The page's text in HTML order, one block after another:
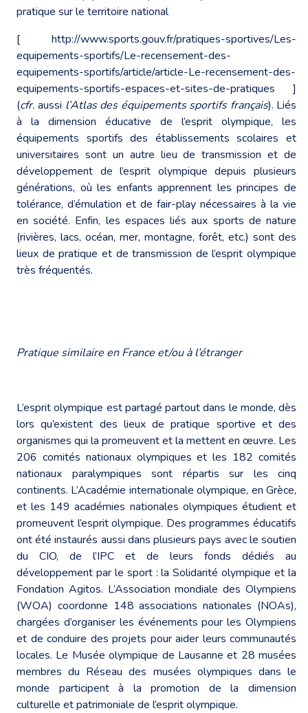
pratique sur le territoire national
[ http://www.sports.gouv.fr/pratiques-sportives/Les-
equipements-sportifs/Le-recensement-des-
equipements-sportifs/article/article-Le-recensement-des-
equipements-sportifs-espaces-et-sites-de-pratiques ]
(cfr. aussi l’Atlas des équipements sportifs français). Liés
à la dimension éducative de l’esprit olympique, les
équipements sportifs des établissements scolaires et
universitaires sont un autre lieu de transmission et de
développement de l’esprit olympique depuis plusieurs
générations, où les enfants apprennent les principes de
tolérance, d’émulation et de fair-play nécessaires à la vie
en société. Enfin, les espaces liés aux sports de nature
(rivières, lacs, océan, mer, montagne, forêt, etc.) sont des
lieux de pratique et de transmission de l’esprit olympique
très fréquentés.
Pratique similaire en France et/ou à l’étranger
L’esprit olympique est partagé partout dans le monde, dès
lors qu’existent des lieux de pratique sportive et des
organismes qui la promeuvent et la mettent en œuvre. Les
206 comités nationaux olympiques et les 182 comités
nationaux paralympiques sont répartis sur les cinq
continents. L’Académie internationale olympique, en Grèce,
et les 149 académies nationales olympiques étudient et
promeuvent l’esprit olympique. Des programmes éducatifs
ont été instaurés aussi dans plusieurs pays avec le soutien
du CIO, de l’IPC et de leurs fonds dédiés au
développement par le sport : la Solidarité olympique et la
Fondation Agitos. L’Association mondiale des Olympiens
(WOA) coordonne 148 associations nationales (NOAs),
chargées d’organiser les événements pour les Olympiens
et de conduire des projets pour aider leurs communautés
locales. Le Musée olympique de Lausanne et 28 musées
membres du Réseau des musées olympiques dans le
monde participent à la promotion de la dimension
culturelle et patrimoniale de l’esprit olympique.